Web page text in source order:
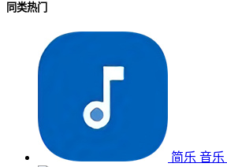
同类热门
简乐 音乐